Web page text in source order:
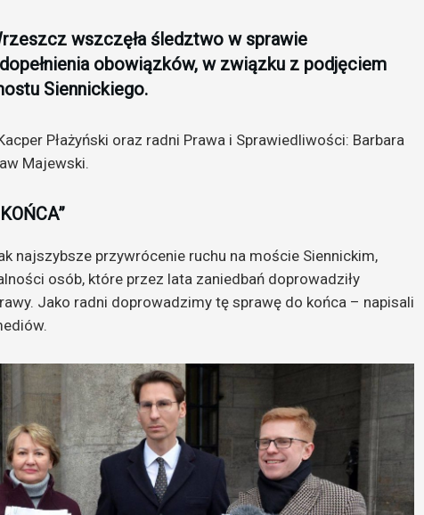
wszczęła śledztwo w sprawie
obowiązków, w związku z podjęciem
Siennickiego.
Płażyński oraz radni Prawa i Sprawiedliwości: Barbara
Majewski.
najszybsze przywrócenie ruchu na moście Siennickim,
osób, które przez lata zaniedbań doprowadziły
Jako radni doprowadzimy tę sprawę do końca – napisali